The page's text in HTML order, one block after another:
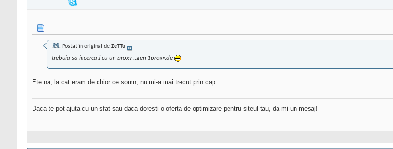
Postat în original de ZeTTu
trebuia sa incercati cu un proxy ..gen 1proxy.de
Ete na, la cat eram de chior de somn, nu mi-a mai trecut prin cap....
Daca te pot ajuta cu un sfat sau daca doresti o oferta de optimizare pentru siteul tau, da-mi un mesaj!